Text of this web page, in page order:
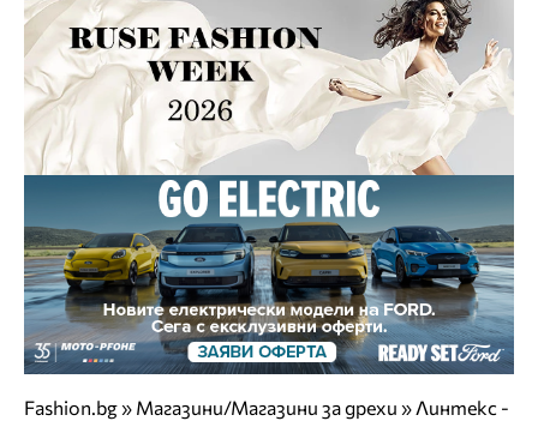
Fashion.bg» Магазини/Магазини за дрехи » Линтекс -